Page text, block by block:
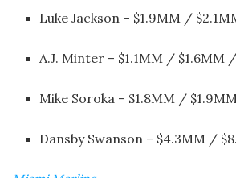
Luke Jackson – $1.9MM /
A.J. Minter – $1.1MM / $1.6MM
Mike Soroka – $1.8MM /
Dansby Swanson – $4.3MM /